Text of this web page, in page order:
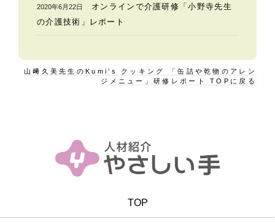
2020年6月22日
オンラインで介護研修「小野寺先生
の介護技術」レポート
山﨑久美先生のKumi’s クッキング 「缶詰や乾物のアレン
ジメニュー」研修レポート TOPに戻る
TOP